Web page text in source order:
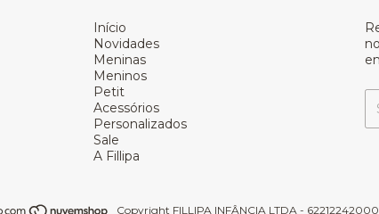
Início
Novidades
Meninas
Meninos
Petit
Acessórios
Personalizados
Sale
A Fillipa
Copyright FILLIPA INFÂNCIA LTDA -